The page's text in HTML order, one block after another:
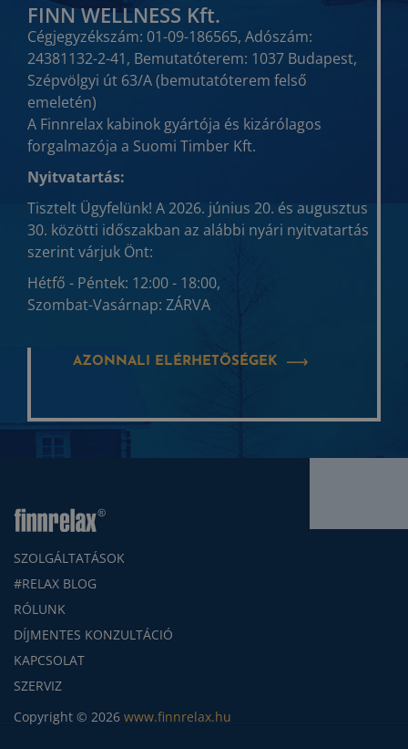
FINN WELLNESS Kft.
Cégjegyzékszám: 01-09-186565, Adószám:
24381132-2-41, Bemutatóterem: 1037 Budapest,
Szépvölgyi út 63/A (bemutatóterem felső
emeletén)
A Finnrelax kabinok gyártója és kizárólagos
forgalmazója a Suomi Timber Kft.
Nyitvatartás:
Tisztelt Ügyfelünk! A 2026. június 20. és augusztus
30. közötti időszakban az alábbi nyári nyitvatartás
szerint várjuk Önt:
Hétfő - Péntek: 12:00 - 18:00,
Szombat-Vasárnap: ZÁRVA
AZONNALI ELÉRHETŐSÉGEK
SZOLGÁLTATÁSOK
#RELAX BLOG
RÓLUNK
DÍJMENTES KONZULTÁCIÓ
KAPCSOLAT
SZERVIZ
Copyright © 2026 www.finnrelax.hu